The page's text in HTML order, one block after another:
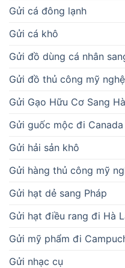
Gửi cá đông lạnh
Gửi cá khô
Gửi đồ dùng cá nhân
Gửi đồ thủ công mỹ
Gửi Gạo Hữu Cơ Sang
Gửi guốc mộc đi Canada
Gửi hải sản khô
Gửi hàng thủ công mỹ
Gửi hạt dẻ sang Pháp
Gửi hạt điều rang đi Hà
Gửi mỹ phẩm đi
Gửi nhạc cụ